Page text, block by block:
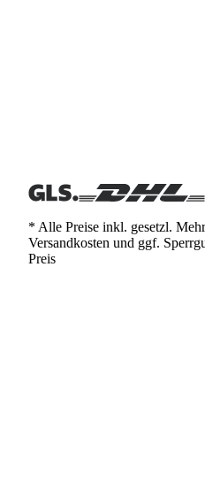
* Alle Preise inkl. gesetzl.
Versandkosten und ggf.
Preis